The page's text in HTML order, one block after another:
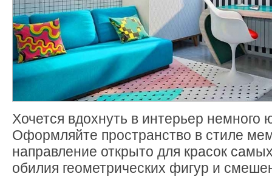
Хочется вдохнуть в интерьер немного
Оформляйте пространство в стиле
направление открыто для красок
обилия геометрических фигур и